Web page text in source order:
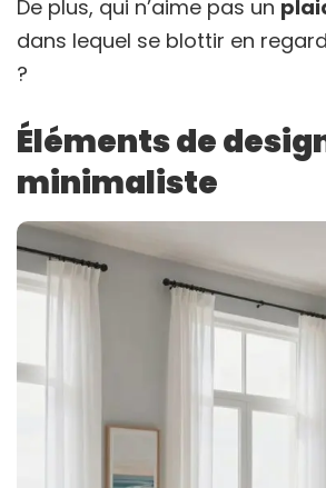
De plus, qui n’aime pas un
dans lequel se blottir en
?
Éléments de
minimaliste